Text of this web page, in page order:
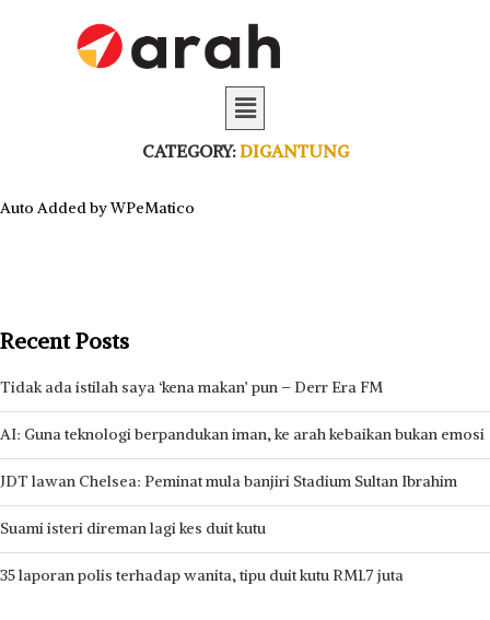
CATEGORY:DIGANTUNG
Auto Added by WPeMatico
Recent Posts
Tidak ada istilah saya ‘kena makan’ pun – Derr Era FM
AI: Guna teknologi berpandukan iman, ke arah kebaikan bukan emosi
JDT lawan Chelsea: Peminat mula banjiri Stadium Sultan Ibrahim
Suami isteri direman lagi kes duit kutu
35 laporan polis terhadap wanita, tipu duit kutu RM1.7 juta